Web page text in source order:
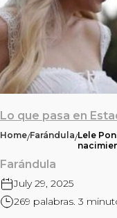
Lo que pasa en
Home/Farándula/Lele
Farándula
July 29, 2025
269 palabras. 3